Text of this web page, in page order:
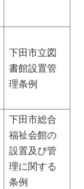
下田市立図
書館設置管
理条例
下田市総合
福祉会館の
設置及び管
理に関する
条例